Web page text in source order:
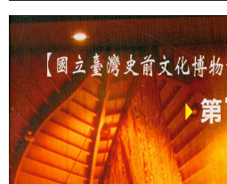
景
使
命
最
新
消
息